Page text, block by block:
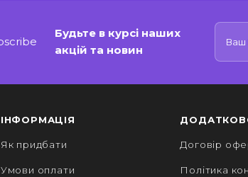
Будьте в курсі наших
акцій та новин
ІНФОРМАЦІЯ
Як придбати
Умови оплати
Договір
Політика